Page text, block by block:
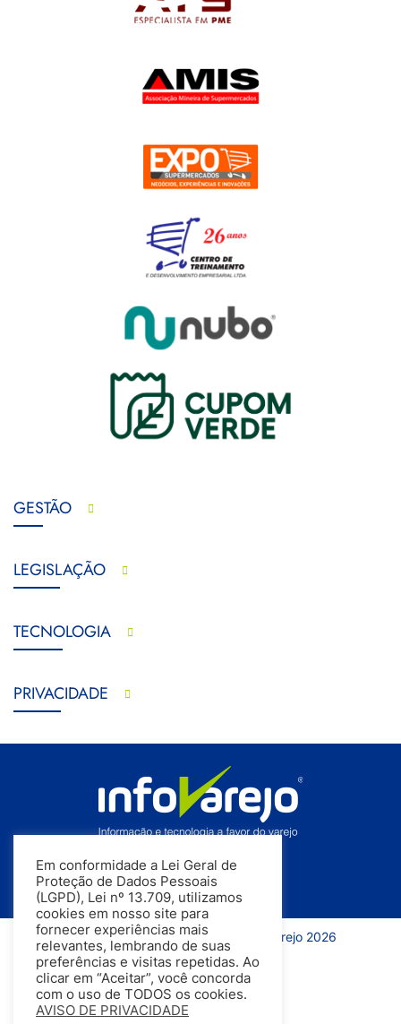
GESTÃO
LEGISLAÇÃO
TECNOLOGIA
PRIVACIDADE
Todos os direitos reservados | InfoVarejo 2026
Em conformidade a Lei Geral de
Proteção de Dados Pessoais
(LGPD), Lei nº 13.709, utilizamos
cookies em nosso site para
fornecer experiências mais
relevantes, lembrando de suas
preferências e visitas repetidas. Ao
clicar em “Aceitar”, você concorda
com o uso de TODOS os cookies.
AVISO DE PRIVACIDADE